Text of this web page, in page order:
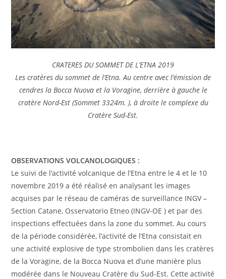
CRATERES DU SOMMET DE L’ETNA 2019
Les cratères du sommet de l’Etna. Au centre avec l’émission de
cendres la Bocca Nuova et la Voragine, derrière à gauche le
cratère Nord-Est (Sommet 3324m. ), à droite le complexe du
Cratère Sud-Est.
OBSERVATIONS VOLCANOLOGIQUES :
Le suivi de l’activité volcanique de l’Etna entre le 4 et le 10
novembre 2019 a été réalisé en analysant les images
acquises par le réseau de caméras de surveillance INGV –
Section Catane, Osservatorio Etneo (INGV-OE ) et par des
inspections effectuées dans la zone du sommet. Au cours
de la période considérée, l’activité de l’Etna consistait en
une activité explosive de type strombolien dans les cratères
de la Voragine, de la Bocca Nuova et d’une manière plus
modérée dans le Nouveau Cratère du Sud-Est. Cette activité